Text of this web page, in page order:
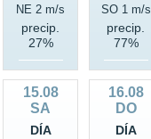
NE 2 m/s
precip.
27%
SO 1 m/s
precip.
77%
15.08
SA
DÍA
16.08
DO
DÍA